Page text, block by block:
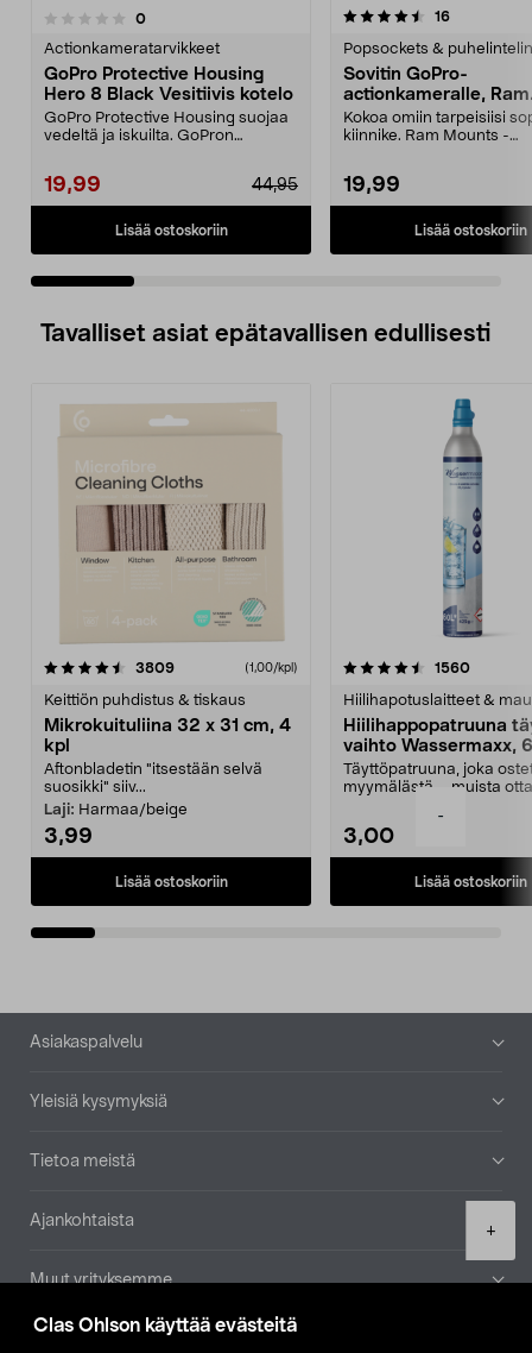
Clas Ohlson käyttää evästeitä
-
+
0arvostelut
Actionkameratarvikkeet
GoPro Protective Housing
Hero 8 Black Vesitiivis kotelo
GoPro Protective Housing suojaa
vedeltä ja iskuilta. GoPron
19,99 44,95
Lisää ostoskoriin
4.5 viidestä
16arvostelut
Popsockets &
Sovitin GoPro-
actionkameralle, Ram
Mounts
Kokoa omiin tarpeisiisi
kiinnike. Ram Mounts -
19,99
Lisää ostoskoriin
4.0 viidestä
Tavalliset asiat epätavallisen edullisesti
3809arvostelut (1,00/kpl)
Keittiön puhdistus & tiskaus
Mikrokuituliina 32 x 31 cm, 4
kpl
Aftonbladetin "itsestään selvä
suosikki" siiv...
Laji: Harmaa/beige
3,99
Lisää ostoskoriin
4.5viidestä
1560
Hiilihapotuslaitteet &
Hiilihappopatruuna
vaihto Wassermaxx,
Täyttöpatruuna, joka
myymälästä – muista
3,00
Lisää ostoskoriin
4.5viidestä
Alatunniste
Asiakaspalvelu
Yleisiä kysymyksiä
Tietoa meistä
Ajankohtaista
Muut yrityksemme
Etsi myymälä